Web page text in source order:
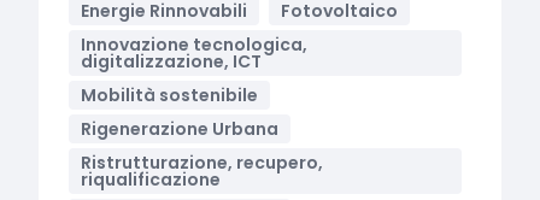
Energie Rinnovabili
Fotovoltaico
Innovazione tecnologica,
digitalizzazione, ICT
Mobilità sostenibile
Rigenerazione Urbana
Ristrutturazione, recupero,
riqualificazione